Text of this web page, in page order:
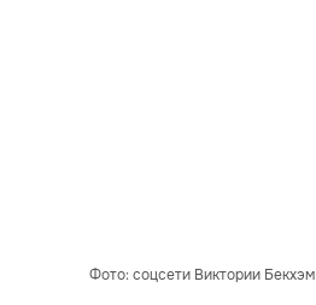
Фото: соцсети Виктории Бекхэм